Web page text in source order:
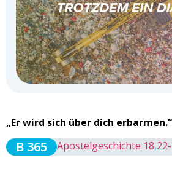
„Er wird sich über dich
B 365 Apostelgeschichte 18,